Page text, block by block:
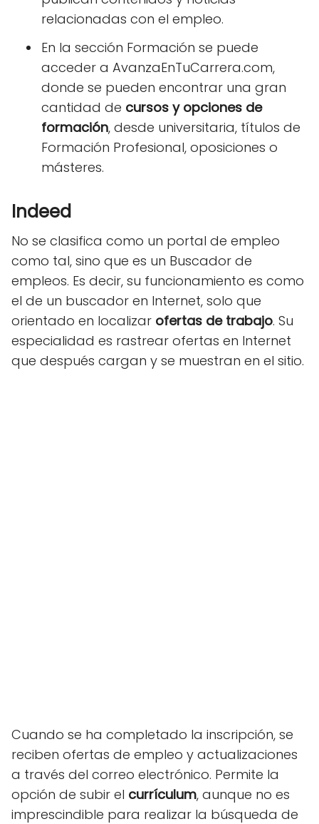
relacionadas con el empleo.
En la sección Formación se puede
acceder a AvanzaEnTuCarrera.com,
donde se pueden encontrar una gran
cantidad de cursos y opciones de
formación, desde universitaria, títulos de
Formación Profesional, oposiciones o
másteres.
Indeed
No se clasifica como un portal de empleo
como tal, sino que es un Buscador de
empleos. Es decir, su funcionamiento es como
el de un buscador en Internet, solo que
orientado en localizar ofertas de trabajo. Su
especialidad es rastrear ofertas en Internet
que después cargan y se muestran en el sitio.
Cuando se ha completado la inscripción, se
reciben ofertas de empleo y actualizaciones
a través del correo electrónico. Permite la
opción de subir el currículum, aunque no es
imprescindible para realizar la búsqueda de